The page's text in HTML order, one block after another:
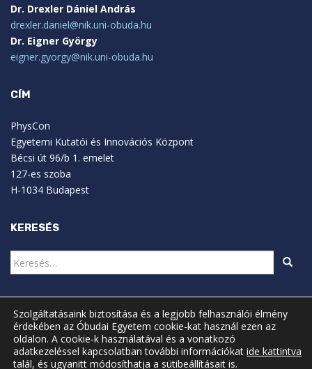
Dr. Drexler Dániel András
drexler.daniel@nik.uni-obuda.hu
Dr. Eigner György
eigner.gyorgy@nik.uni-obuda.hu
CÍM
PhysCon
Egyetemi Kutatói és Innovációs Központ
Bécsi út 96/b 1. emelet
127-es szoba
H-1034 Budapest
KERESÉS
Keresés:
Szolgáltatásaink biztosítása és a legjobb felhasználói élmény
érdekében az Óbudai Egyetem cookie-kat használ ezen az
oldalon. A cookie-k használatával és a vonatkozó
adatkezeléssel kapcsolatban további információkat ide kattintva
talál, és ugyanitt módosíthatja a sütibeállításait is.